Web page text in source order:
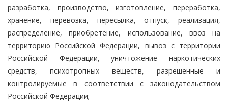
разработка, производство, изготовление, переработка,
хранение, перевозка, пересылка, отпуск, реализация,
распределение, приобретение, использование, ввоз на
территорию Российской Федерации, вывоз с территории
Российской Федерации, уничтожение наркотических
средств, психотропных веществ, разрешенные и
контролируемые в соответствии с законодательством
Российской Федерации;